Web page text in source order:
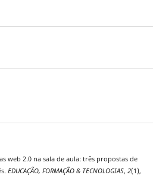
web 2.0 na sala de aula: três propostas de
EDUCAÇÃO, FORMAÇÃO & TECNOLOGIAS, 2(1),